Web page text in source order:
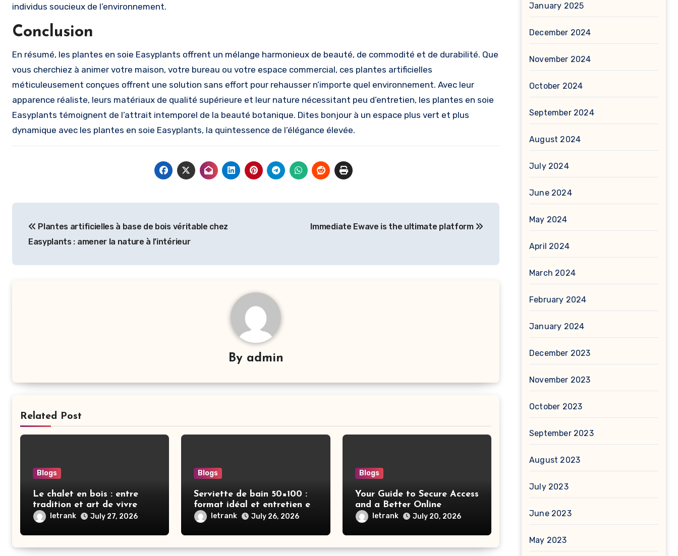
individus soucieux de l’environnement.
Conclusion
En résumé, les plantes en soie Easyplants offrent un mélange harmonieux de beauté, de commodité et de durabilité. Que
vous cherchiez à animer votre maison, votre bureau ou votre espace commercial, ces plantes artificielles
méticuleusement conçues offrent une solution sans effort pour rehausser n’importe quel environnement. Avec leur
apparence réaliste, leurs matériaux de qualité supérieure et leur nature nécessitant peu d’entretien, les plantes en soie
Easyplants témoignent de l’attrait intemporel de la beauté botanique. Dites bonjour à un espace plus vert et plus
dynamique avec les plantes en soie Easyplants, la quintessence de l’élégance élevée.
navigation
Plantes artificielles à base de bois véritable chez
Easyplants : amener la nature à l’intérieur
Immediate Ewave is the ultimate platform
By admin
Related Post
Blogs
Le chalet en bois : entre
tradition et art de vivre
letrank July 27, 2026
Blogs
Serviette de bain 50×100 :
format idéal et entretien en
2026letrank July 26, 2026
Blogs
Your Guide to Secure Access
and a Better Online
Experience
letrank July 20, 2026
January 2025
December 2024
November 2024
October 2024
September 2024
August 2024
July 2024
June 2024
May 2024
April 2024
March 2024
February 2024
January 2024
December 2023
November 2023
October 2023
September 2023
August 2023
July 2023
June 2023
May 2023